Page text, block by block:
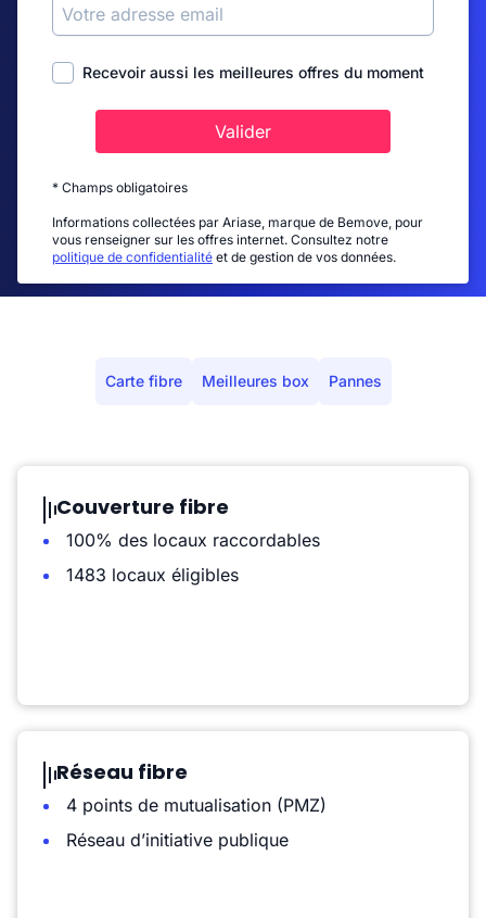
Recevoir aussi les meilleures offres du moment
Valider
* Champs obligatoires
Informations collectées par Ariase, marque de Bemove, pour
vous renseigner sur les offres internet. Consultez notre
politique de confidentialité et de gestion de vos données.
Carte fibre Meilleures box Pannes
Couverture fibre
100% des locaux raccordables
1483 locaux éligibles
Réseau fibre
4 points de mutualisation (PMZ)
Réseau d’initiative publique